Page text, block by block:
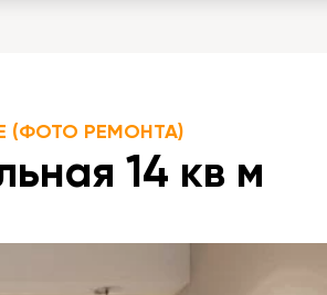
(ФОТО РЕМОНТА)
14 кв м